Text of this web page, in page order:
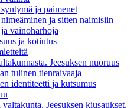
ja paimenet
ja sitten naimisiin
vainoharhoja
ja kotiutus
Jeesuksen nuoruus
tulinen tienraivaaja
identiteetti ja kutsumus
Jeesuksen kiusaukset.